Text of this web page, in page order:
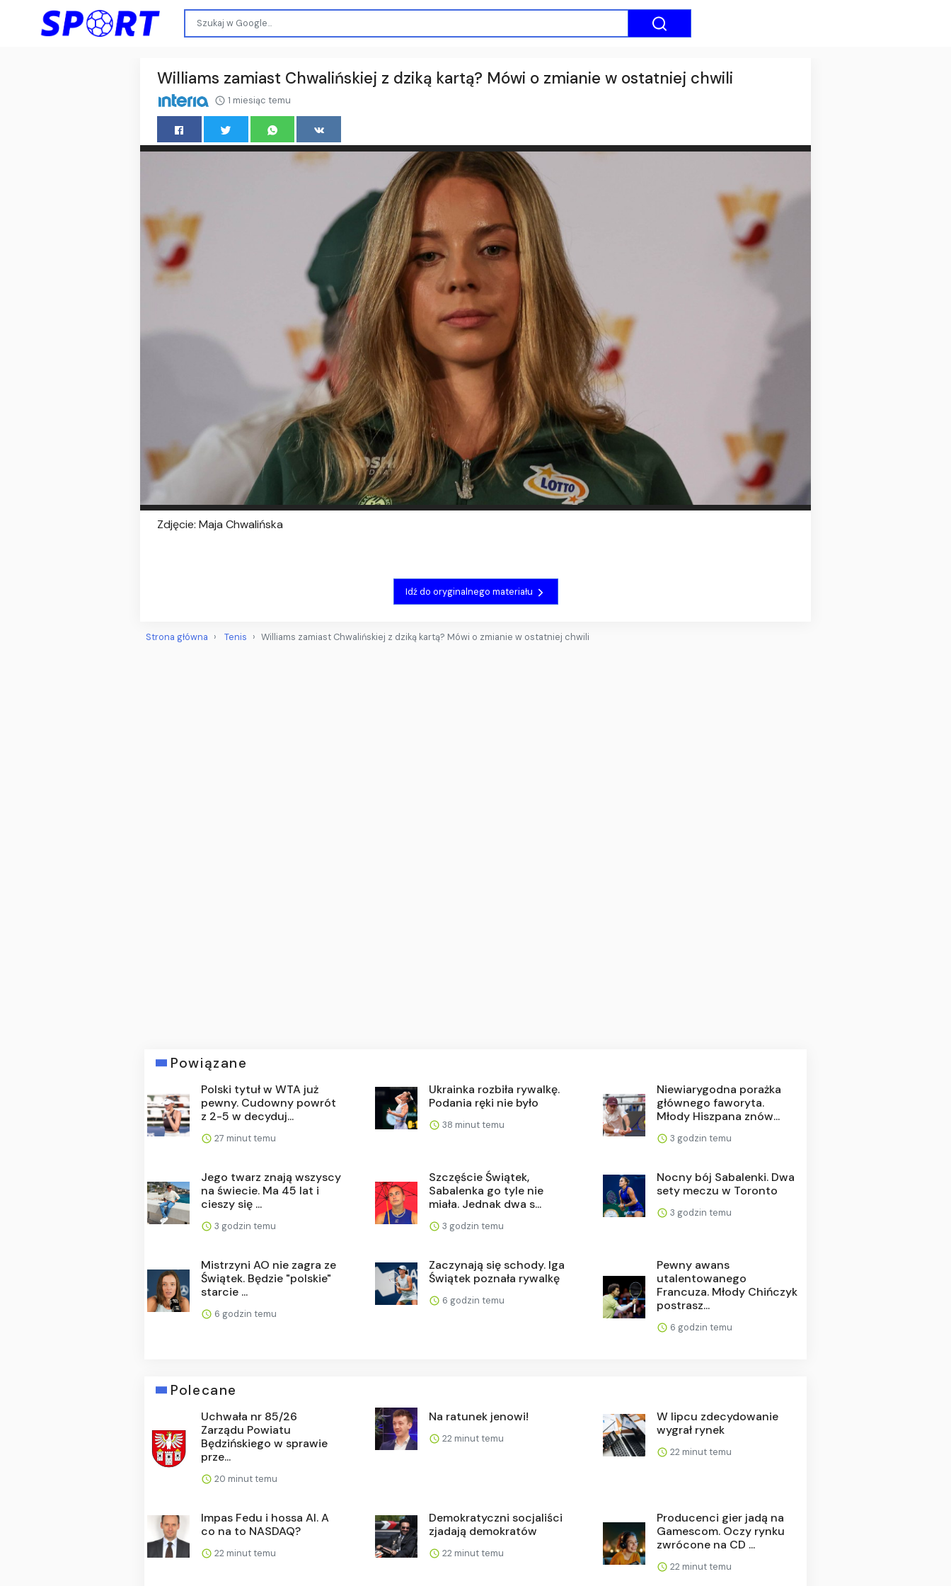
Williams zamiast Chwalińskiej z dziką kartą? Mówi o zmianie w ostatniej chwili
1 miesiąc temu
Zdjęcie: Maja Chwalińska
Idź do oryginalnego materiału
Strona główna Tenis Williams zamiast Chwalińskiej z dziką kartą? Mówi o zmianie w ostatniej chwili
Powiązane
Polski tytuł w WTA już
pewny. Cudowny powrót
z 2-5 w decyduj...
27 minut temu
Ukrainka rozbiła rywalkę.
Podania ręki nie było
38 minut temu
Niewiarygodna porażka
głównego faworyta.
Młody Hiszpana znów...
3 godzin temu
Jego twarz znają wszyscy
na świecie. Ma 45 lat i
cieszy się ...
3 godzin temu
Szczęście Świątek,
Sabalenka go tyle nie
miała. Jednak dwa s...
3 godzin temu
Nocny bój Sabalenki. Dwa
sety meczu w Toronto
3 godzin temu
Mistrzyni AO nie zagra ze
Świątek. Będzie "polskie"
starcie ...
6 godzin temu
Zaczynają się schody. Iga
Świątek poznała rywalkę
6 godzin temu
Pewny awans
utalentowanego
Francuza. Młody Chińczyk
postrasz...
6 godzin temu
Polecane
Uchwała nr 85/26
Zarządu Powiatu
Będzińskiego w sprawie
prze...
20 minut temu
Na ratunek jenowi!
22 minut temu
W lipcu zdecydowanie
wygrał rynek
22 minut temu
Impas Fedu i hossa AI. A
co na to NASDAQ?
22 minut temu
Demokratyczni socjaliści
zjadają demokratów
22 minut temu
Producenci gier jadą na
Gamescom. Oczy rynku
zwrócone na CD ...
22 minut temu